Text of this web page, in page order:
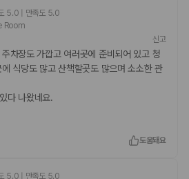
5.0 | 만족도 5.0
Room
신고
차장도 가깝고 여러곳에 준비되어 있고 청
식당도 많고 산책할곳도 많으며 소소한 관
다 나왔네요.
도움돼요
5.0 | 만족도 5.0